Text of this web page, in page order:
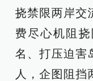
挠禁限两岸交
费尽心机阻
名、打压迫害
人，企图阻挡